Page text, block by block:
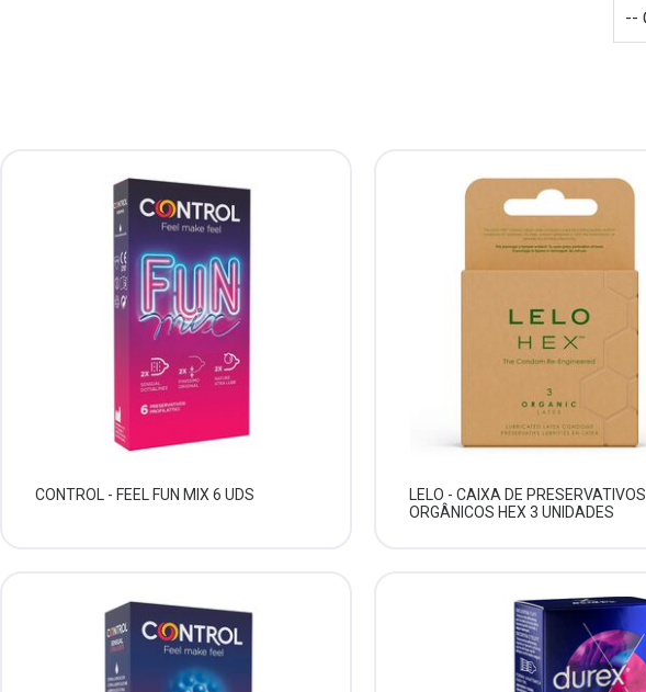
CONTROL - FEEL FUN MIX 6 UDS
LELO - CAIXA DE PRESERVATIVOS
ORGÂNICOS HEX 3 UNIDADES